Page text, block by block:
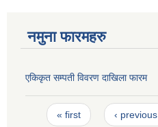
नमुना फारमहरु
एकिकृत सम्पती विवरण दाखिला फारम
Pages
« first ‹ previous